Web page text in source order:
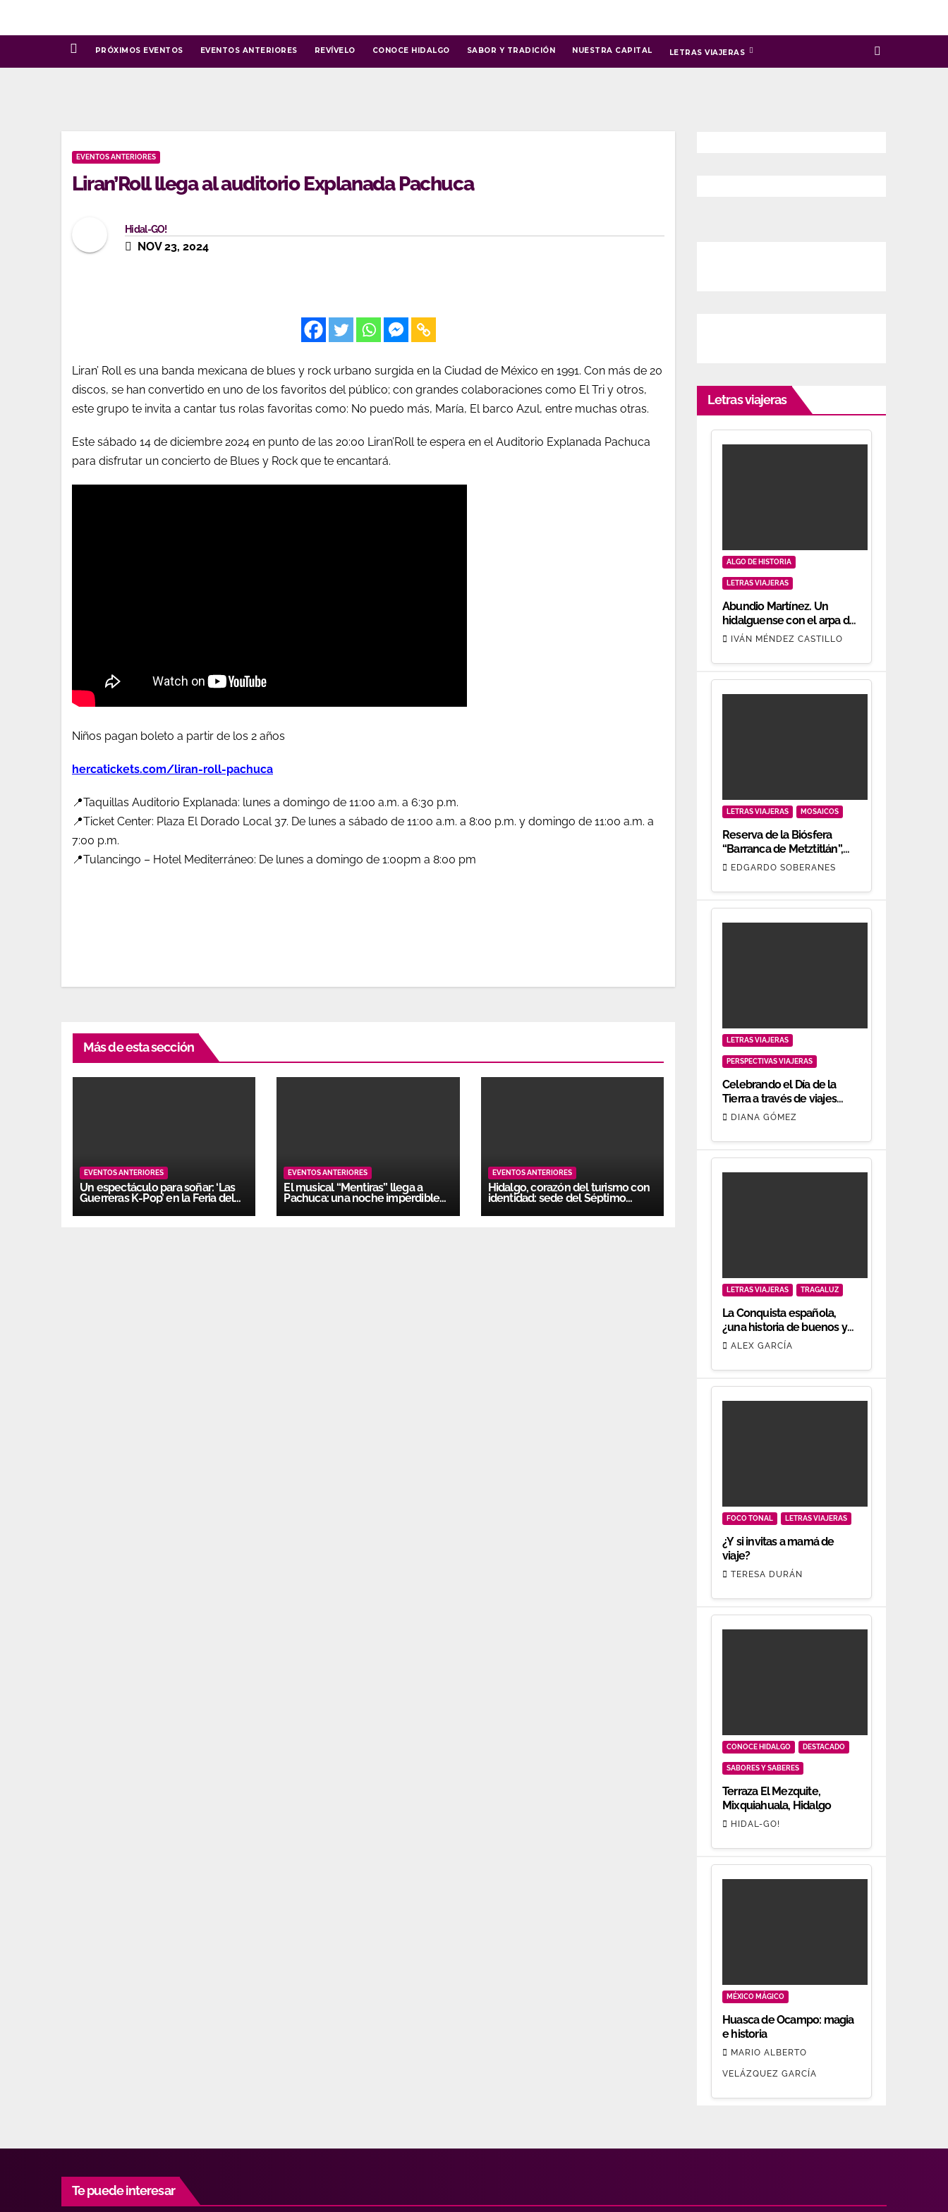
PRÓXIMOS EVENTOS EVENTOS ANTERIORES REVÍVELO CONOCE HIDALGO SABOR Y TRADICIÓN NUESTRA CAPITAL LETRAS VIAJERAS
EVENTOS ANTERIORES
Liran’Roll llega al auditorio Explanada Pachuca
Hidal-GO!
NOV 23, 2024
Liran’ Roll es una banda mexicana de blues y rock urbano surgida en la Ciudad de México en 1991. Con más de 20
discos, se han convertido en uno de los favoritos del público; con grandes colaboraciones como El Tri y otros,
este grupo te invita a cantar tus rolas favoritas como: No puedo más, María, El barco Azul, entre muchas otras.
Este sábado 14 de diciembre 2024 en punto de las 20:00 Liran’Roll te espera en el Auditorio Explanada Pachuca
para disfrutar un concierto de Blues y Rock que te encantará.
Niños pagan boleto a partir de los 2 años
hercatickets.com/liran-roll-pachuca
📍Taquillas Auditorio Explanada: lunes a domingo de 11:00 a.m. a 6:30 p.m.
📍Ticket Center: Plaza El Dorado Local 37. De lunes a sábado de 11:00 a.m. a 8:00 p.m. y domingo de 11:00 a.m. a
7:00 p.m.
📍Tulancingo – Hotel Mediterráneo: De lunes a domingo de 1:00pm a 8:00 pm
Más de esta sección
EVENTOS ANTERIORES
Un espectáculo para soñar: ‘Las
Guerreras K-Pop’ en la Feria del
EVENTOS ANTERIORES
El musical “Mentiras” llega a
Pachuca: una noche imperdible
EVENTOS ANTERIORES
Hidalgo, corazón del turismo con
identidad: sede del Séptimo
Mágicos
Letras viajeras
ALGO DE HISTORIA
LETRAS VIAJERAS
Abundio Martínez. Un
hidalguense con el arpa de
oro.IVÁN MÉNDEZ CASTILLO
LETRAS VIAJERAS MOSAICOS
Reserva de la Biósfera
“Barranca de Metztitlán”,
patrimonio biocultural
EDGARDO SOBERANES
LETRAS VIAJERAS
PERSPECTIVAS VIAJERAS
Celebrando el Día de la
Tierra a través de viajes
responsables
DIANA GÓMEZ
LETRAS VIAJERAS TRAGALUZ
La Conquista española,
¿una historia de buenos y
malos?
ALEX GARCÍA
FOCO TONAL LETRAS VIAJERAS
¿Y si invitas a mamá de
viaje?
TERESA DURÁN
CONOCE HIDALGO DESTACADO
SABORES Y SABERES
Terraza El Mezquite,
Mixquiahuala, Hidalgo
HIDAL-GO!
MÉXICO MÁGICO
Huasca de Ocampo: magia
e historia
MARIO ALBERTO
VELÁZQUEZ GARCÍA
Te puede interesar